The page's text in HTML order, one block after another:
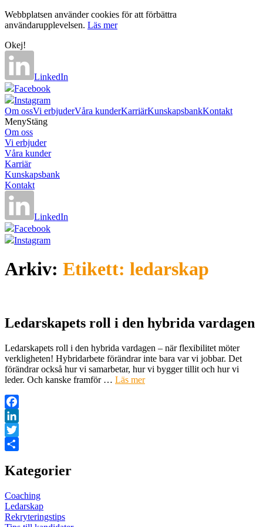
Webbplatsen använder cookies för att förbättra
användarupplevelsen. Läs mer
Okej!
LinkedIn
Facebook
Instagram
Om ossVi erbjuderVåra kunderKarriärKunskapsbankKontakt
MenyStäng
Om oss
Vi erbjuder
Våra kunder
Karriär
Kunskapsbank
Kontakt
LinkedIn
Facebook
Instagram
Arkiv: Etikett: ledarskap
Ledarskapets roll i den hybrida vardagen
Ledarskapets roll i den hybrida vardagen – när flexibilitet möter
verkligheten! Hybridarbete förändrar inte bara var vi jobbar. Det
förändrar också hur vi samarbetar, hur vi bygger tillit och hur vi
leder. Och kanske framför … Läs mer
Facebook
LinkedIn
Twitter
Kategorier
Coaching
Ledarskap
Rekryteringstips